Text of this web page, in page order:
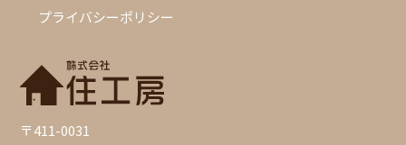
〒411-0031
プライバシーポリシー